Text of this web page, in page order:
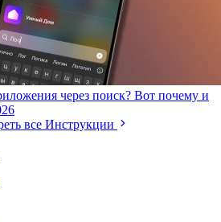
через поиск? Вот почему и
все Инструкции